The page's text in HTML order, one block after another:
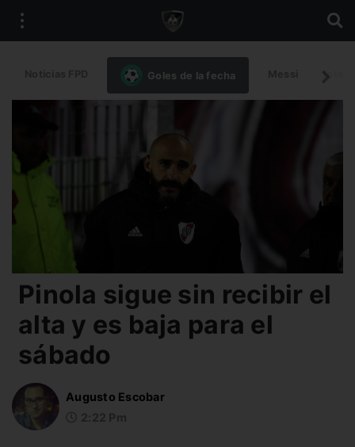
Goles de la fecha
Pinola sigue sin recibir el
alta y es baja para el
sábado
Augusto Escobar